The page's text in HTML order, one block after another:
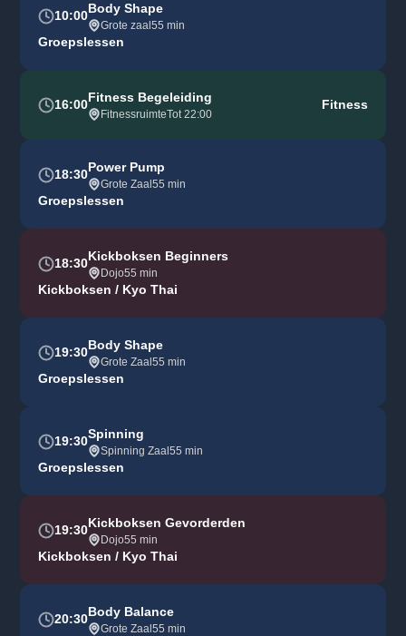
10:00Body Shape
Grote zaal 55 min
Groepslessen
16:00Fitness Begeleiding
FitnessruimteTot 22:00
Fitness
18:30Power Pump
Grote Zaal 55 min
Groepslessen
18:30Kickboksen Beginners
Dojo55 min
Kickboksen / Kyo Thai
19:30Body Shape
Grote Zaal 55 min
Groepslessen
19:30Spinning
Spinning Zaal 55 min
Groepslessen
19:30Kickboksen Gevorderden
Dojo55 min
Kickboksen / Kyo Thai
20:30Body Balance
Grote Zaal 55 min